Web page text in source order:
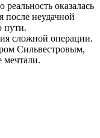
оказалась
после неудачной
пути.
сложной операции.
Сильвестровым,
мечтали.